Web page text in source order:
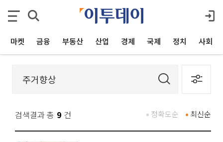
마켓 금융 부동산 산업 경제 국제 정치 사회
검색결과 총 9 건 최신순
정확도순